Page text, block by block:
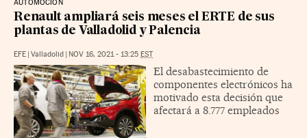
AUTOMOCIÓN
Renault ampliará seis meses el ERTE de sus
plantas de Valladolid y Palencia
EFE Valladolid NOV 16, 2021 - 13:25 EST
El desabastecimiento de
componentes electrónicos ha
motivado esta decisión que
afectará a 8.777 empleados